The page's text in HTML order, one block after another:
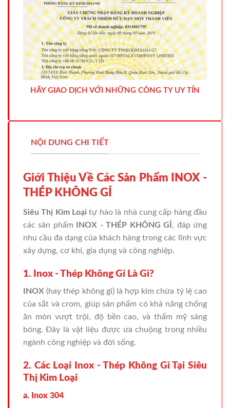
HÃY GIAO DỊCH VỚI NHỮNG CÔNG TY UY TÍN
NỘI DUNG CHI TIẾT
Giới Thiệu Về Các Sản Phẩm INOX -
THÉP KHÔNG GỈ
Siêu Thị Kim Loại tự hào là nhà cung cấp hàng đầu
các sản phẩm
INOX - THÉP KHÔNG GỈ , đáp ứng
nhu cầu đa dạng của khách hàng trong các lĩnh vực
xây dựng, cơ khí, gia dụng và công nghiệp.
1. Inox - Thép Không Gỉ Là Gì?
INOX (hay thép không gỉ) là hợp kim chứa tỷ lệ cao
của sắt và crom, giúp sản phẩm có khả năng chống
ăn mòn vượt trội, độ bền cao, và thẩm mỹ sáng
bóng. Đây là vật liệu được ưa chuộng trong nhiều
ngành công nghiệp và đời sống.
2. Các Loại Inox - Thép Không Gỉ Tại Siêu
Thị Kim Loại
a. Inox 304